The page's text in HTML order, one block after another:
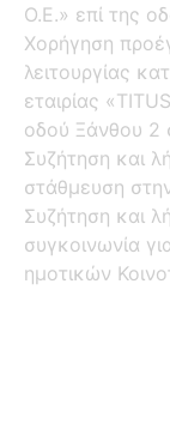
Ο.Ε.» επί της
Χορήγηση
λειτουργίας
εταιρίας
οδού Ξάνθου 2
Συζήτηση και
στάθμευση
Συζήτηση και
συγκοινωνία
ημοτικών